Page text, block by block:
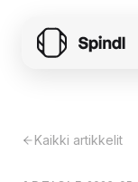
Kaikki artikkelit